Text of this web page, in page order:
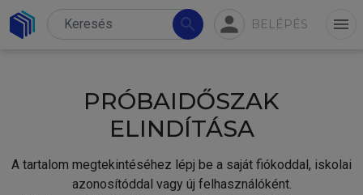
search person BELÉPÉS menu
PRÓBAIDŐSZAK
ELINDÍTÁSA
A tartalom megtekintéséhez lépj be a saját fiókoddal, iskolai
azonosítóddal vagy új felhasználóként.